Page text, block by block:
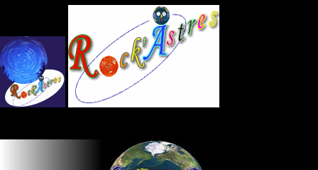
Panneau de gestion des cookies